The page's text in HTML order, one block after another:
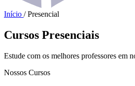
Início / Presencial
Cursos Presenciais
Estude com os melhores professores em
Nossos Cursos